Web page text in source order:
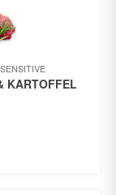
KARTOFFEL